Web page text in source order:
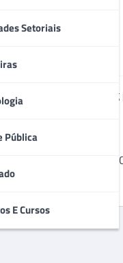
Setoriais
Pública
E Cursos
da cloud
não será publicado.